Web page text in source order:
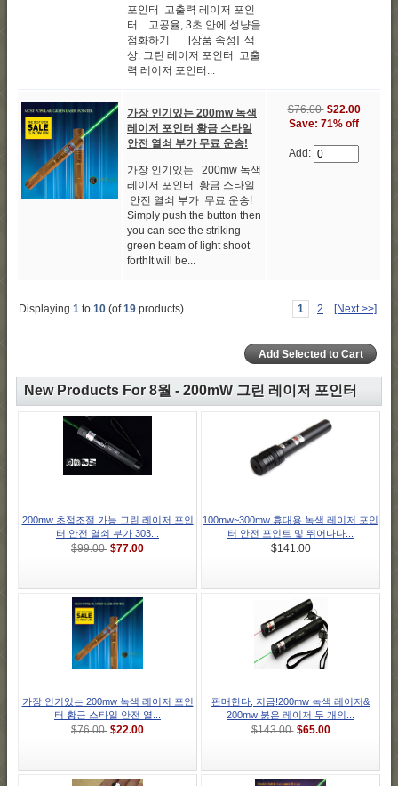
포인터 고출력 레이저 포인
터 고공율, 3초 안에 성냥을
점화하기 [상품 속성] 색
상: 그린 레이저 포인터 고출
력 레이저 포인터...
가장 인기있는 200mw 녹색
레이저 포인터 황금 스타일
안전 열쇠 부가 무료 운송!
가장 인기있는 200mw 녹색
레이저 포인터 황금 스타일
안전 열쇠 부가 무료 운송!
Simply push the button then
you can see the striking
green beam of light shoot
forthIt will be...
$76.00 $22.00
Save: 71% off
Add:
Displaying 1 to 10 (of19 products) 1 2 [Next >>]
New Products For 8월 - 200mW 그린 레이저 포인터
200mw 초점조절 가능 그린 레이저 포인
터 안전 열쇠 부가 303...
$99.00 $77.00
100mw~300mw 휴대용 녹색 레이저 포인
터 안전 포인트 및 뛰어나다...
$141.00
가장 인기있는 200mw 녹색 레이저 포인
터 황금 스타일 안전 열...
$76.00 $22.00
판매한다, 지금!200mw 녹색 레이저&
200mw 붉은 레이저 두 개의...
$143.00 $65.00